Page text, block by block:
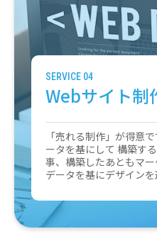
SERVICE 04
Webサイト制
「売れる制作」が得意
ータを基にして 構築す
事、構築したあともマ
データを基にデザインを